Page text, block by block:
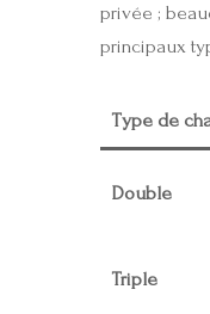
privée ;
principaux
Type de
Double
Triple